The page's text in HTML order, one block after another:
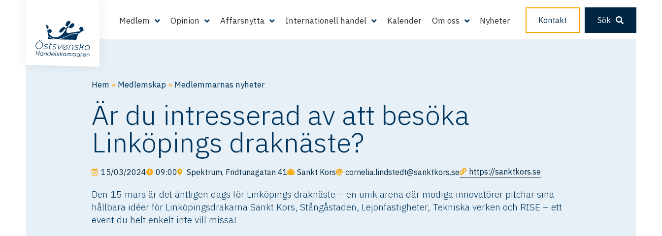
Medlem Opinion Affärsnytta Internationell handel Kalender Om oss Nyheter Kontakt Sök
Hem » Medlemskap » Medlemmarnas nyheter
Är du intresserad av att besöka
Linköpings draknäste?
15/03/2024 09:00 Spektrum, Fridtunagatan 41 Sankt Kors cornelia.lindstedt@sanktkors.se https://sanktkors.se
Den 15 mars är det äntligen dags för Linköpings draknäste – en unik arena där modiga innovatörer pitchar sina
hållbara idéer för Linköpingsdrakarna Sankt Kors, Stångåstaden, Lejonfastigheter, Tekniska verken och RISE – ett
event du helt enkelt inte vill missa!